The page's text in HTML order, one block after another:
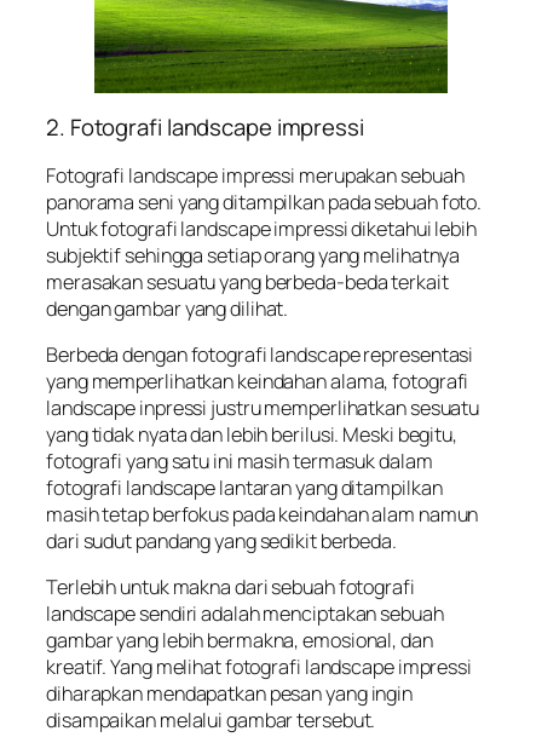
2. Fotografi landscape impressi
Fotografi landscape impressi merupakan sebuah
panorama seni yang ditampilkan pada sebuah foto.
Untuk fotografi landscape impressi diketahui lebih
subjektif sehingga setiap orang yang melihatnya
merasakan sesuatu yang berbeda-beda terkait
dengan gambar yang dilihat.
Berbeda dengan fotografi landscape representasi
yang memperlihatkan keindahan alama, fotografi
landscape inpressi justru memperlihatkan sesuatu
yang tidak nyata dan lebih berilusi. Meski begitu,
fotografi yang satu ini masih termasuk dalam
fotografi landscape lantaran yang ditampilkan
masih tetap berfokus pada keindahan alam namun
dari sudut pandang yang sedikit berbeda.
Terlebih untuk makna dari sebuah fotografi
landscape sendiri adalah menciptakan sebuah
gambar yang lebih bermakna, emosional, dan
kreatif. Yang melihat fotografi landscape impressi
diharapkan mendapatkan pesan yang ingin
disampaikan melalui gambar tersebut.